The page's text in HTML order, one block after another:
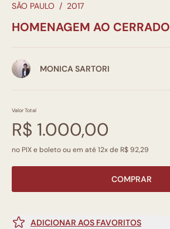
SÃO PAULO / 2017
HOMENAGEM AO CERRADO
MONICA SARTORI
Valor Total
R$ 1.000,00
no PIX e boleto ou em até 12x de R$ 92,29
COMPRAR
ADICIONAR AOS FAVORITOS